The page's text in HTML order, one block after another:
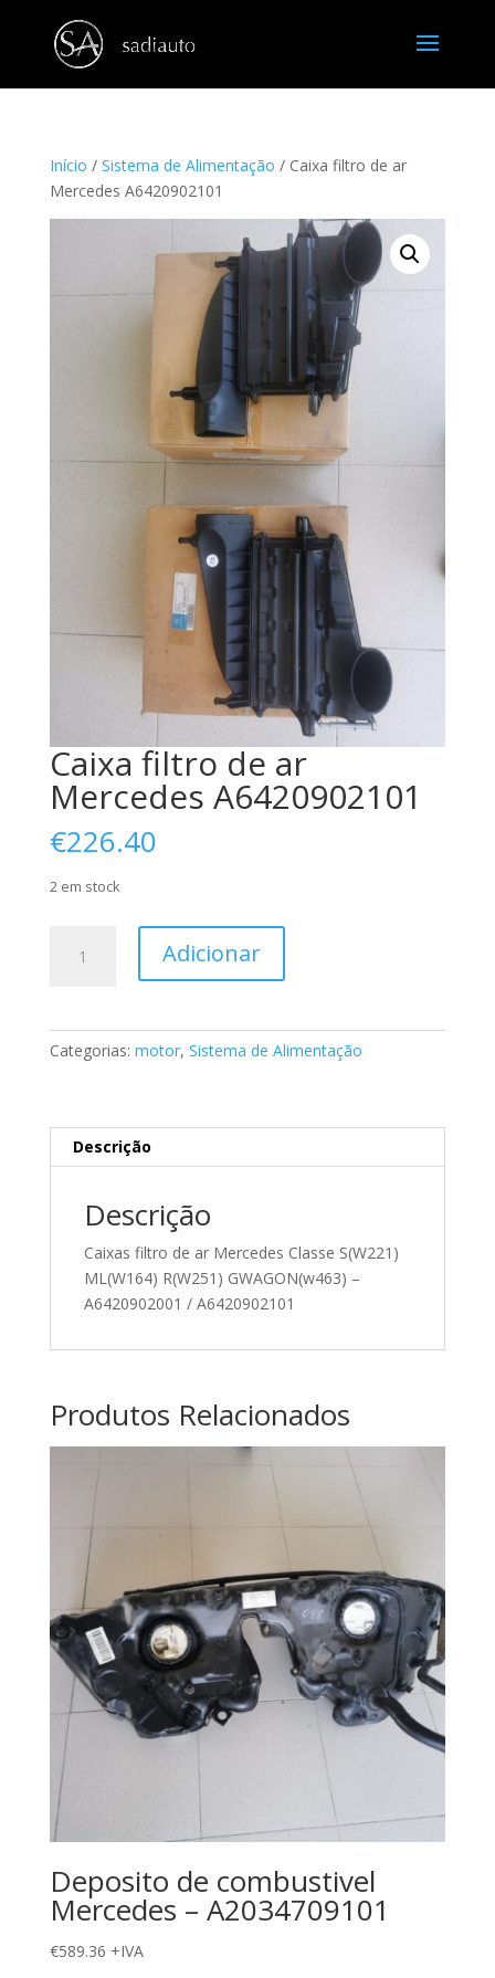
Início / Sistema de Alimentação / Caixa filtro de ar
Mercedes A6420902101
Caixa filtro de ar
Mercedes A6420902101
€226.40
2 em stock
Adicionar
Categorias: motor, Sistema de Alimentação
Descrição
Descrição
Caixas filtro de ar Mercedes Classe S(W221)
ML(W164) R(W251) GWAGON(w463) –
A6420902001 / A6420902101
Produtos Relacionados
Deposito de combustivel
Mercedes – A2034709101
€589.36 +IVA